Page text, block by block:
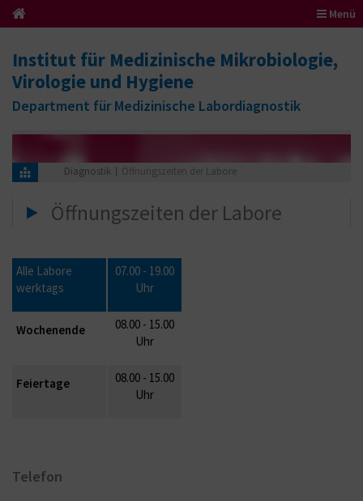
Menü
Institut für Medizinische Mikrobiologie,
Virologie und Hygiene
Department für Medizinische Labordiagnostik
Diagnostik Öffnungszeiten der Labore
Öffnungszeiten der Labore
Alle Labore
werktags
07.00 - 19.00
Uhr
Wochenende
08.00 - 15.00
Uhr
Feiertage
08.00 - 15.00
Uhr
Telefon